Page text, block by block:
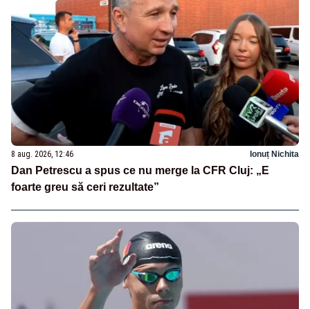
8 aug. 2026, 12:46 Ionuț Nichita
Dan Petrescu a spus ce nu merge la CFR Cluj: „E
foarte greu să ceri rezultate”